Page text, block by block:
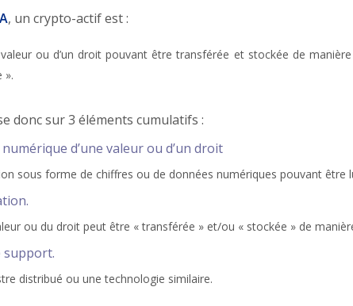
, un crypto-actif est :
ou d’un droit pouvant être transférée et stockée de
».
donc sur 3 éléments cumulatifs :
d’une valeur ou d’un droit
sous forme de chiffres ou de données numériques pouvant
ou du droit peut être « transférée » et/ou « stockée » de
support.
distribué ou une technologie similaire.